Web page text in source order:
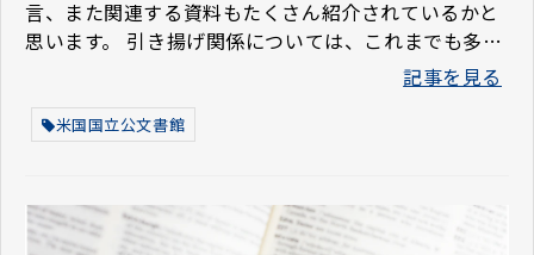
言、また関連する資料もたくさん紹介されているかと
思います。 引き揚げ関係については、これまでも多く
取り上げてきましたが、米国国立公文書館には引き揚
は、別の角度から、あらためて写真をご紹介いたしま
記事を見る
米国国立公文書館